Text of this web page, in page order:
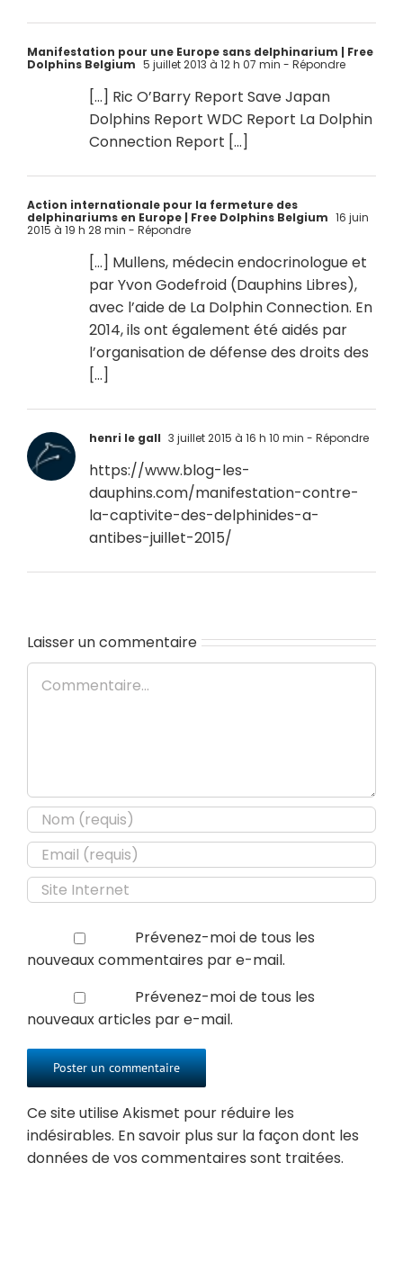
Manifestation pour une Europe sans delphinarium | Free
Dolphins Belgium 5 juillet 2013 à 12 h 07 min - Répondre
[…] Ric O’Barry Report Save Japan
Dolphins Report WDC Report La Dolphin
Connection Report […]
Action internationale pour la fermeture des
delphinariums en Europe | Free Dolphins Belgium 16 juin
2015 à 19 h 28 min - Répondre
[…] Mullens, médecin endocrinologue et
par Yvon Godefroid (Dauphins Libres),
avec l’aide de La Dolphin Connection. En
2014, ils ont également été aidés par
l’organisation de défense des droits des
[…]
henri le gall 3 juillet 2015 à 16 h 10 min - Répondre
https://www.blog-les-
dauphins.com/manifestation-contre-
la-captivite-des-delphinides-a-
antibes-juillet-2015/
Laisser un commentaire
Commentaire
Prévenez-moi de tous les
nouveaux commentaires par e-mail.
Prévenez-moi de tous les
nouveaux articles par e-mail.
Ce site utilise Akismet pour réduire les
indésirables. En savoir plus sur la façon dont les
données de vos commentaires sont traitées.